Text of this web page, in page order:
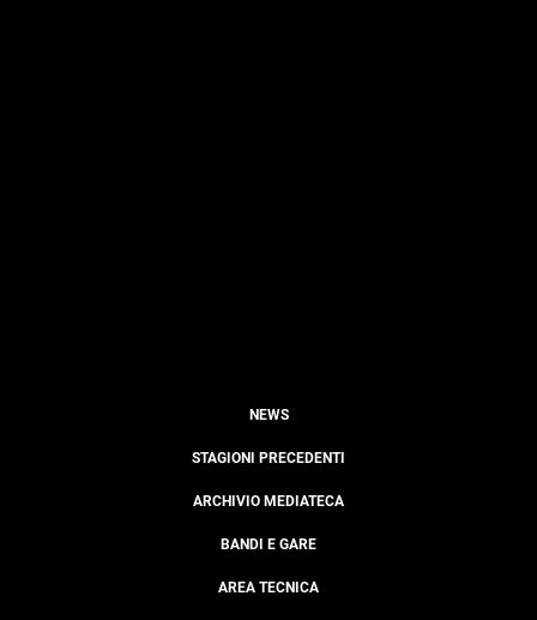
NEWS
STAGIONI PRECEDENTI
ARCHIVIO MEDIATECA
BANDI E GARE
AREA TECNICA